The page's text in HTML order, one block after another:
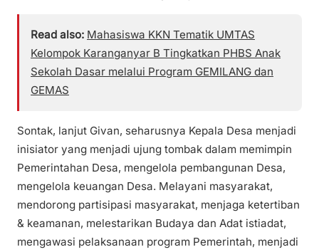
Read also: Mahasiswa KKN Tematik UMTAS
Kelompok Karanganyar B Tingkatkan PHBS Anak
Sekolah Dasar melalui Program GEMILANG dan
GEMAS
Sontak, lanjut Givan, seharusnya Kepala Desa menjadi
inisiator yang menjadi ujung tombak dalam memimpin
Pemerintahan Desa, mengelola pembangunan Desa,
mengelola keuangan Desa. Melayani masyarakat,
mendorong partisipasi masyarakat, menjaga ketertiban
& keamanan, melestarikan Budaya dan Adat istiadat,
mengawasi pelaksanaan program Pemerintah, menjadi